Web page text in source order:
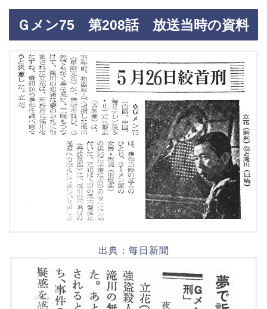
Ｇメン75 第208話 放送当時の資料
出典：毎日新聞